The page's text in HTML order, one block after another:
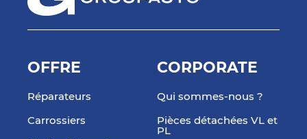
OFFRE
Réparateurs
Carrossiers
CORPORATE
Qui sommes-nous ?
Pièces détachées VL et
PL